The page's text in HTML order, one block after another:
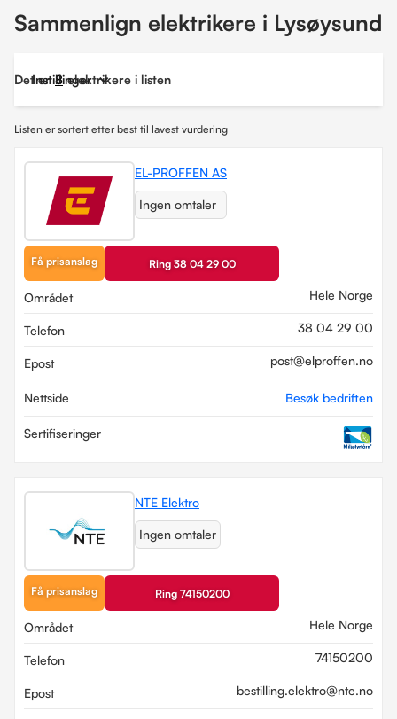
Sammenlign elektrikere i Lysøysund
Det er 8 elektrikere i listen
Instillinger
Listen er sortert etter best til lavest vurdering
EL-PROFFEN AS
Ingen omtaler
Få prisanslag Ring 38 04 29 00
Området Hele Norge
Telefon 38 04 29 00
Epost post@elproffen.no
Nettside Besøk bedriften
Sertifiseringer
NTE Elektro
Ingen omtaler
Få prisanslag Ring 74150200
Området Hele Norge
Telefon 74150200
Epost bestilling.elektro@nte.no